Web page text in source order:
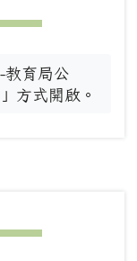
教育局公
方式開啟。